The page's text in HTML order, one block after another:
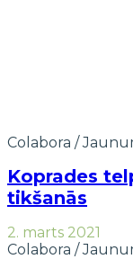
Colabora /
Koprades
tikšanās
2. marts 2021
Colabora /